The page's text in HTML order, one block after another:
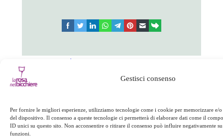
Gestisci consenso
Per fornire le migliori esperienze, utilizziamo tecnologie come i cookie per memorizzare e/
del dispositivo. Il consenso a queste tecnologie ci permetterà di elaborare dati come il
ID unici su questo sito. Non acconsentire o ritirare il consenso può influire negativamente
funzioni.
facebooktwitterlinkedinwhatsapptelegram
pinterest email link
Appuntamenti
Sapori d’autunno
fiorentina →